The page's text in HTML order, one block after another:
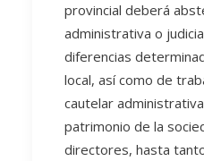
provincial deberá
administrativa o
diferencias
local, así como de
cautelar
patrimonio de la
directores, hasta